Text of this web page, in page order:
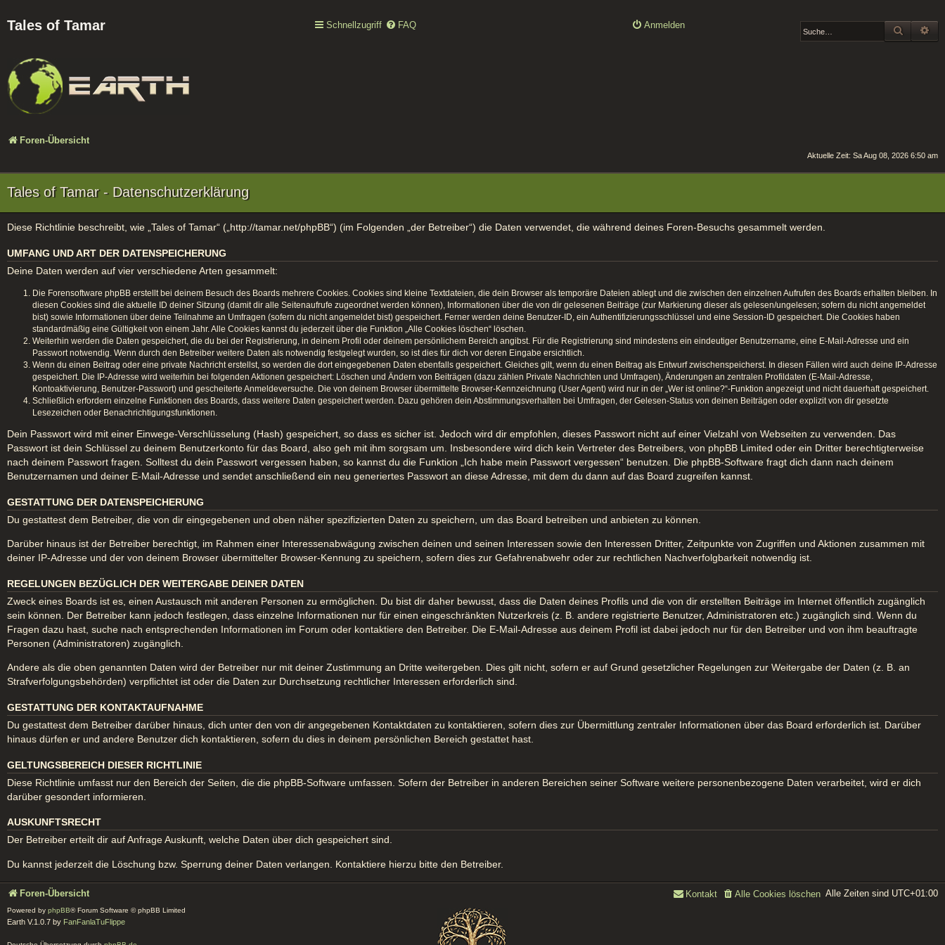
Tales of Tamar Schnellzugriff FAQ Anmelden SUCHE
Foren-Übersicht
Aktuelle Zeit: Sa Aug 08, 2026 6:50 am
Tales of Tamar - Datenschutzerklärung
Diese Richtlinie beschreibt, wie „Tales of Tamar“ („http://tamar.net/phpBB“) (im Folgenden „der Betreiber“) die Daten verwendet, die während deines Foren-Besuchs gesammelt werden.
UMFANG UND ART DER DATENSPEICHERUNG
Deine Daten werden auf vier verschiedene Arten gesammelt:
Die Forensoftware phpBB erstellt bei deinem Besuch des Boards mehrere Cookies. Cookies sind kleine Textdateien, die dein Browser als temporäre Dateien ablegt und die zwischen den einzelnen Aufrufen des Boards erhalten bleiben. In
diesen Cookies sind die aktuelle ID deiner Sitzung (damit dir alle Seitenaufrufe zugeordnet werden können), Informationen über die von dir gelesenen Beiträge (zur Markierung dieser als gelesen/ungelesen; sofern du nicht angemeldet
bist) sowie Informationen über deine Teilnahme an Umfragen (sofern du nicht angemeldet bist) gespeichert. Ferner werden deine Benutzer-ID, ein Authentifizierungsschlüssel und eine Session-ID gespeichert. Die Cookies haben
standardmäßig eine Gültigkeit von einem Jahr. Alle Cookies kannst du jederzeit über die Funktion „Alle Cookies löschen“ löschen.
Weiterhin werden die Daten gespeichert, die du bei der Registrierung, in deinem Profil oder deinem persönlichem Bereich angibst. Für die Registrierung sind mindestens ein eindeutiger Benutzername, eine E-Mail-Adresse und ein
Passwort notwendig. Wenn durch den Betreiber weitere Daten als notwendig festgelegt wurden, so ist dies für dich vor deren Eingabe ersichtlich.
Wenn du einen Beitrag oder eine private Nachricht erstellst, so werden die dort eingegebenen Daten ebenfalls gespeichert. Gleiches gilt, wenn du einen Beitrag als Entwurf zwischenspeicherst. In diesen Fällen wird auch deine IP-Adresse
gespeichert. Die IP-Adresse wird weiterhin bei folgenden Aktionen gespeichert: Löschen und Ändern von Beiträgen (dazu zählen Private Nachrichten und Umfragen), Änderungen an zentralen Profildaten (E-Mail-Adresse,
Kontoaktivierung, Benutzer-Passwort) und gescheiterte Anmeldeversuche. Die von deinem Browser übermittelte Browser-Kennzeichnung (User Agent) wird nur in der „Wer ist online?“-Funktion angezeigt und nicht dauerhaft gespeichert.
Schließlich erfordern einzelne Funktionen des Boards, dass weitere Daten gespeichert werden. Dazu gehören dein Abstimmungsverhalten bei Umfragen, der Gelesen-Status von deinen Beiträgen oder explizit von dir gesetzte
Lesezeichen oder Benachrichtigungsfunktionen.
Dein Passwort wird mit einer Einwege-Verschlüsselung (Hash) gespeichert, so dass es sicher ist. Jedoch wird dir empfohlen, dieses Passwort nicht auf einer Vielzahl von Webseiten zu verwenden. Das
Passwort ist dein Schlüssel zu deinem Benutzerkonto für das Board, also geh mit ihm sorgsam um. Insbesondere wird dich kein Vertreter des Betreibers, von phpBB Limited oder ein Dritter berechtigterweise
nach deinem Passwort fragen. Solltest du dein Passwort vergessen haben, so kannst du die Funktion „Ich habe mein Passwort vergessen“ benutzen. Die phpBB-Software fragt dich dann nach deinem
Benutzernamen und deiner E-Mail-Adresse und sendet anschließend ein neu generiertes Passwort an diese Adresse, mit dem du dann auf das Board zugreifen kannst.
GESTATTUNG DER DATENSPEICHERUNG
Du gestattest dem Betreiber, die von dir eingegebenen und oben näher spezifizierten Daten zu speichern, um das Board betreiben und anbieten zu können.
Darüber hinaus ist der Betreiber berechtigt, im Rahmen einer Interessenabwägung zwischen deinen und seinen Interessen sowie den Interessen Dritter, Zeitpunkte von Zugriffen und Aktionen zusammen mit
deiner IP-Adresse und der von deinem Browser übermittelter Browser-Kennung zu speichern, sofern dies zur Gefahrenabwehr oder zur rechtlichen Nachverfolgbarkeit notwendig ist.
REGELUNGEN BEZÜGLICH DER WEITERGABE DEINER DATEN
Zweck eines Boards ist es, einen Austausch mit anderen Personen zu ermöglichen. Du bist dir daher bewusst, dass die Daten deines Profils und die von dir erstellten Beiträge im Internet öffentlich zugänglich
sein können. Der Betreiber kann jedoch festlegen, dass einzelne Informationen nur für einen eingeschränkten Nutzerkreis (z. B. andere registrierte Benutzer, Administratoren etc.) zugänglich sind. Wenn du
Fragen dazu hast, suche nach entsprechenden Informationen im Forum oder kontaktiere den Betreiber. Die E-Mail-Adresse aus deinem Profil ist dabei jedoch nur für den Betreiber und von ihm beauftragte
Personen (Administratoren) zugänglich.
Andere als die oben genannten Daten wird der Betreiber nur mit deiner Zustimmung an Dritte weitergeben. Dies gilt nicht, sofern er auf Grund gesetzlicher Regelungen zur Weitergabe der Daten (z. B. an
Strafverfolgungsbehörden) verpflichtet ist oder die Daten zur Durchsetzung rechtlicher Interessen erforderlich sind.
GESTATTUNG DER KONTAKTAUFNAHME
Du gestattest dem Betreiber darüber hinaus, dich unter den von dir angegebenen Kontaktdaten zu kontaktieren, sofern dies zur Übermittlung zentraler Informationen über das Board erforderlich ist. Darüber
hinaus dürfen er und andere Benutzer dich kontaktieren, sofern du dies in deinem persönlichen Bereich gestattet hast.
GELTUNGSBEREICH DIESER RICHTLINIE
Diese Richtlinie umfasst nur den Bereich der Seiten, die die phpBB-Software umfassen. Sofern der Betreiber in anderen Bereichen seiner Software weitere personenbezogene Daten verarbeitet, wird er dich
darüber gesondert informieren.
AUSKUNFTSRECHT
Der Betreiber erteilt dir auf Anfrage Auskunft, welche Daten über dich gespeichert sind.
Du kannst jederzeit die Löschung bzw. Sperrung deiner Daten verlangen. Kontaktiere hierzu bitte den Betreiber.
Foren-Übersicht Alle Zeiten sind UTC+01:00
Alle Cookies löschen
Kontakt
Powered by phpBB® Forum Software © phpBB Limited
Earth V.1.0.7 by FanFanlaTuFlippe